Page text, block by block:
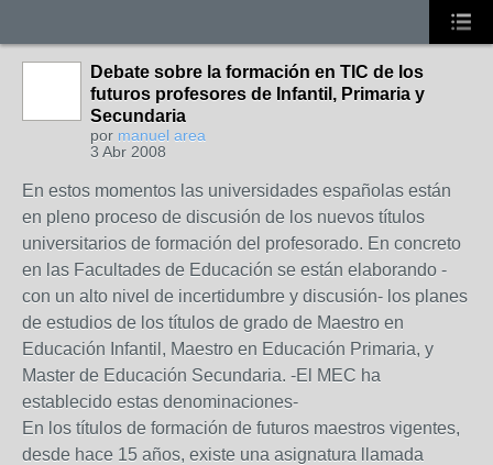
Debate sobre la formación en TIC de los
futuros profesores de Infantil, Primaria y
Secundaria
por manuel area
3 Abr 2008
En estos momentos las universidades españolas están
en pleno proceso de discusión de los nuevos títulos
universitarios de formación del profesorado. En concreto
en las Facultades de Educación se están elaborando -
con un alto nivel de incertidumbre y discusión- los planes
de estudios de los títulos de grado de Maestro en
Educación Infantil, Maestro en Educación Primaria, y
Master de Educación Secundaria. -El MEC ha
establecido estas denominaciones-
En los títulos de formación de futuros maestros vigentes,
desde hace 15 años, existe una asignatura llamada